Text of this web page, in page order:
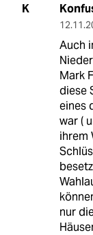
K
Auch
Mark
diese
eines
war (
ihrem
nur